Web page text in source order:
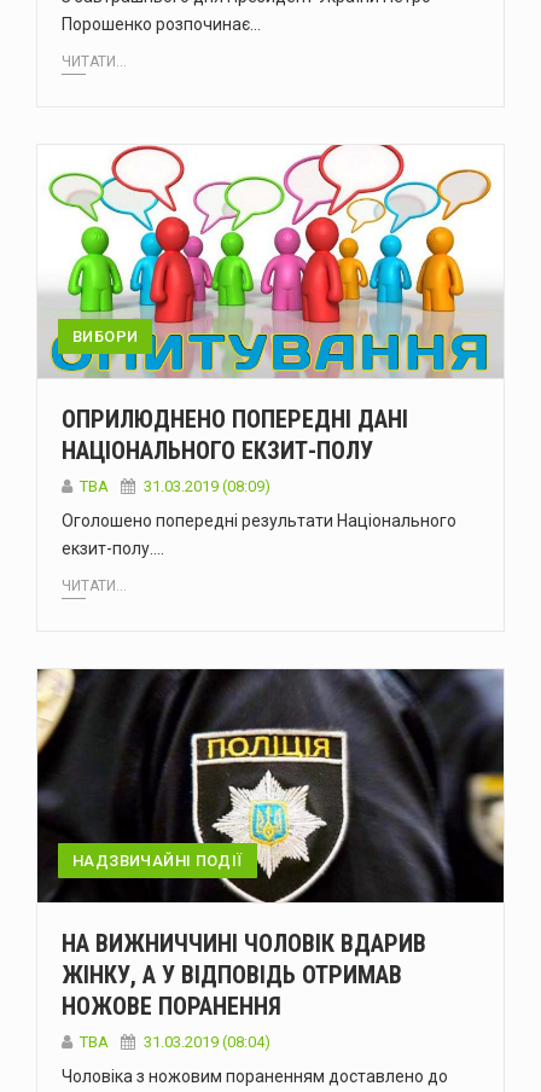
Порошенко розпочинає…
ЧИТАТИ...
ВИБОРИ
ОПРИЛЮДНЕНО ПОПЕРЕДНІ ДАНІ
НАЦІОНАЛЬНОГО ЕКЗИТ-ПОЛУ
TBA 31.03.2019 (08:09)
Оголошено попередні результати Національного
екзит-полу.…
ЧИТАТИ...
НАДЗВИЧАЙНІ ПОДІЇ
НА ВИЖНИЧЧИНІ ЧОЛОВІК ВДАРИВ
ЖІНКУ, А У ВІДПОВІДЬ ОТРИМАВ
НОЖОВЕ ПОРАНЕННЯ
TBA 31.03.2019 (08:04)
Чоловіка з ножовим пораненням доставлено до